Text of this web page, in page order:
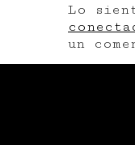
Lo
un